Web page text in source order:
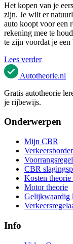
Het kopen van je
zijn. Je wilt er
auto koopt voor een
rekening mee te
te zijn voordat je
Lees verder
Autotheorie.nl
Gratis autotheorie
je rijbewijs.
Onderwerpen
Mijn CBR
CBR
Kosten theorie
Motor theorie
Gelijkwaardig
Info